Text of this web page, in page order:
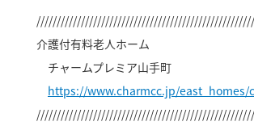
介護付有料老人ホーム
チャームプレミア山手町
https://www.charmcc.jp/